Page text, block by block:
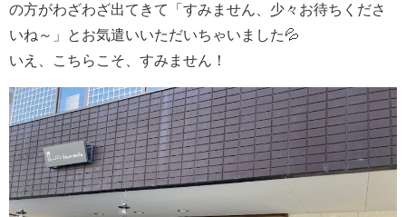
の方がわざわざ出てきて「すみません、少々お待ちくださ
いね～」とお気遣いいただいちゃいました💦
いえ、こちらこそ、すみません！